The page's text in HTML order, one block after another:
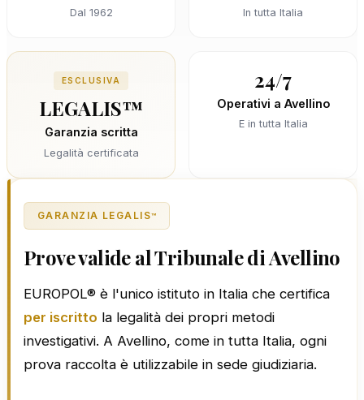
Dal 1962 In tutta Italia
ESCLUSIVA
LEGALIS™
Garanzia scritta
Legalità certificata
24/7
Operativi a Avellino
E in tutta Italia
GARANZIA LEGALIS™
Prove valide al Tribunale di Avellino
EUROPOL® è l'unico istituto in Italia che certifica
per iscritto la legalità dei propri metodi
investigativi. A Avellino, come in tutta Italia, ogni
prova raccolta è utilizzabile in sede giudiziaria.